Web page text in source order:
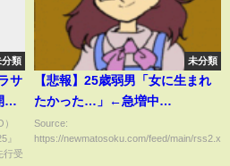
分類
サ
催
』
行受
未分類
【悲報】25歳弱男「女に生まれ
たかった…」←急増中
Source:
https://newmatosoku.com/feed/main/